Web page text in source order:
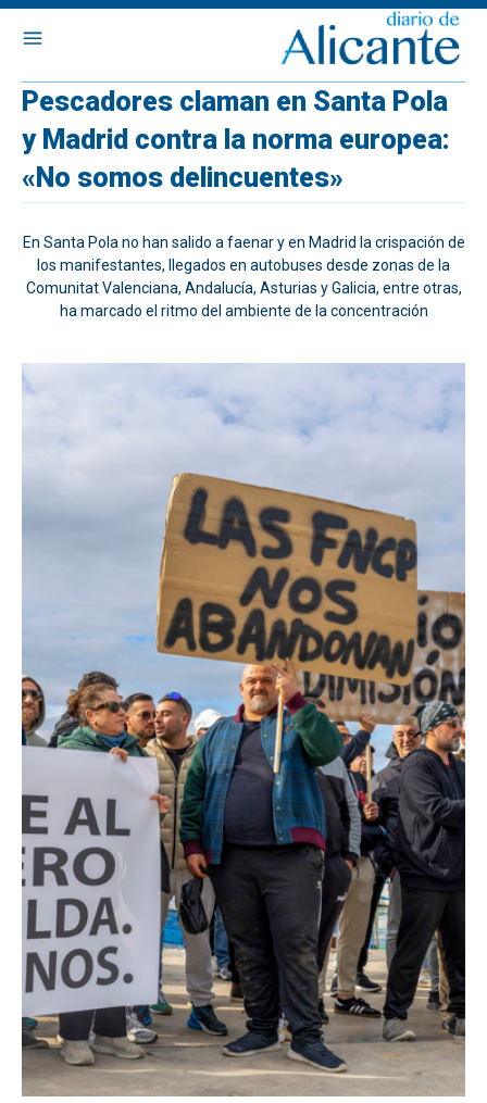
Pescadores claman en Santa Pola
y Madrid contra la norma europea:
«No somos delincuentes»
En Santa Pola no han salido a faenar y en Madrid la crispación de
los manifestantes, llegados en autobuses desde zonas de la
Comunitat Valenciana, Andalucía, Asturias y Galicia, entre otras,
ha marcado el ritmo del ambiente de la concentración